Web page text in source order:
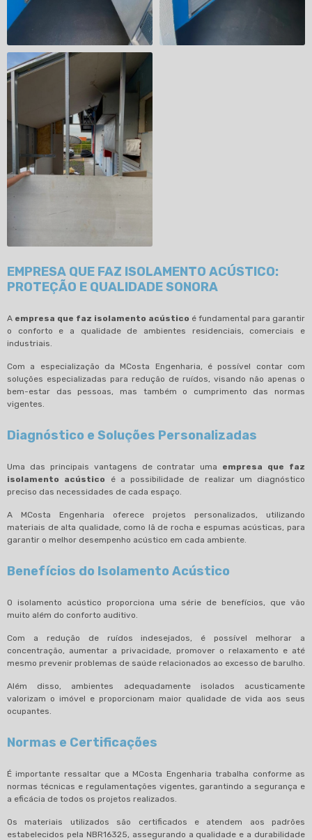
EMPRESA QUE FAZ ISOLAMENTO ACÚSTICO:
PROTEÇÃO E QUALIDADE SONORA
A empresa que faz isolamento acústico é fundamental para garantir
o conforto e a qualidade de ambientes residenciais, comerciais e
industriais.
Com a especialização da MCosta Engenharia, é possível contar com
soluções especializadas para redução de ruídos, visando não apenas o
bem-estar das pessoas, mas também o cumprimento das normas
vigentes.
Diagnóstico e Soluções Personalizadas
Uma das principais vantagens de contratar uma empresa que faz
isolamento acústico é a possibilidade de realizar um diagnóstico
preciso das necessidades de cada espaço.
A MCosta Engenharia oferece projetos personalizados, utilizando
materiais de alta qualidade, como lã de rocha e espumas acústicas, para
garantir o melhor desempenho acústico em cada ambiente.
Benefícios do Isolamento Acústico
O isolamento acústico proporciona uma série de benefícios, que vão
muito além do conforto auditivo.
Com a redução de ruídos indesejados, é possível melhorar a
concentração, aumentar a privacidade, promover o relaxamento e até
mesmo prevenir problemas de saúde relacionados ao excesso de barulho.
Além disso, ambientes adequadamente isolados acusticamente
valorizam o imóvel e proporcionam maior qualidade de vida aos seus
ocupantes.
Normas e Certificações
É importante ressaltar que a MCosta Engenharia trabalha conforme as
normas técnicas e regulamentações vigentes, garantindo a segurança e
a eficácia de todos os projetos realizados.
Os materiais utilizados são certificados e atendem aos padrões
estabelecidos pela NBR16325, assegurando a qualidade e a durabilidade